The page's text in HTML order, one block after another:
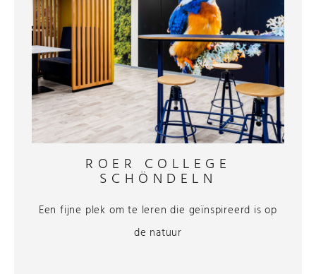
ROER COLLEGE
SCHÖNDELN
Een fijne plek om te leren die geïnspireerd is op
de natuur